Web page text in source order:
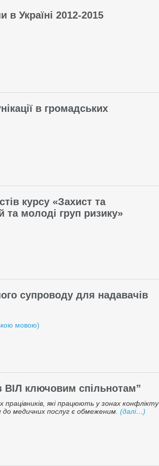
Україні 2012-2015
в громадських
курсу «Захист та
та молоді груп ризику»
супроводу для надавачів
мовою)
ВІЛ ключовим спільнотам”
які працюють у зонах конфлікту
до медичних послуг є обмеженим. (далі…)